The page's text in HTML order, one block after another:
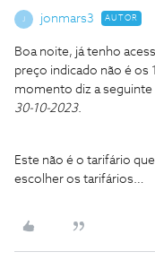
jonmars3 AUTOR
Boa noite, já tenho
preço indicado não é os
momento diz a seguinte
30-10-2023.
Este não é o tarifário
escolher os tarifários…